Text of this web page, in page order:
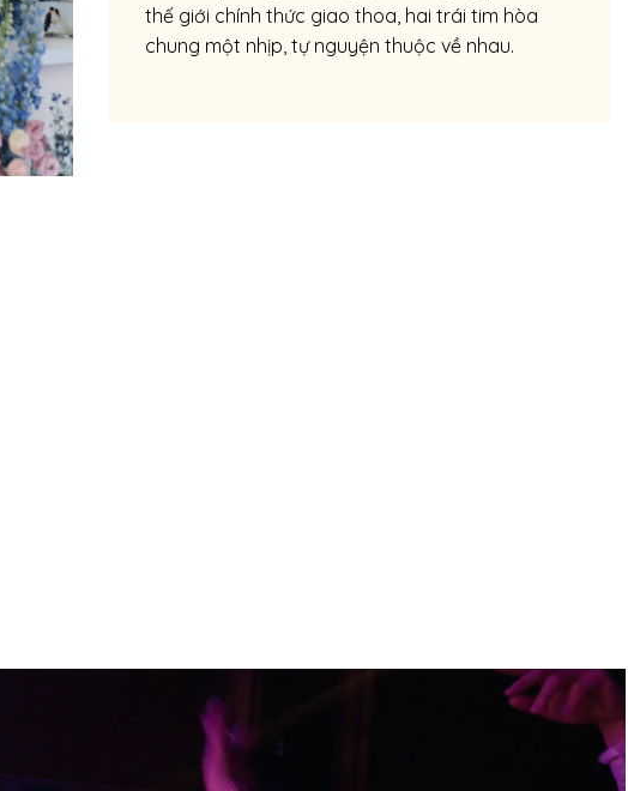
thế giới chính thức giao thoa, hai trái tim hòa
chung một nhịp, tự nguyện thuộc về nhau.